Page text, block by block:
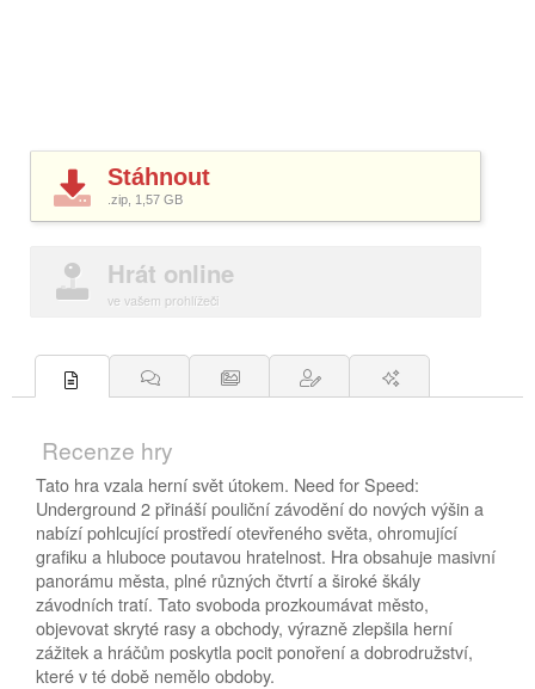
Stáhnout
.zip, 1,57 GB
Hrát online
ve vašem prohlížeči
Recenze hry
Tato hra vzala herní svět útokem. Need for Speed:
Underground 2 přináší pouliční závodění do nových výšin a
nabízí pohlcující prostředí otevřeného světa, ohromující
grafiku a hluboce poutavou hratelnost. Hra obsahuje masivní
panorámu města, plné různých čtvrtí a široké škály
závodních tratí. Tato svoboda prozkoumávat město,
objevovat skryté rasy a obchody, výrazně zlepšila herní
zážitek a hráčům poskytla pocit ponoření a dobrodružství,
které v té době nemělo obdoby.